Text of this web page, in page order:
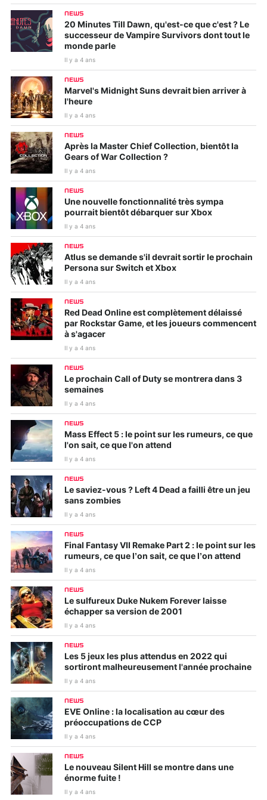
NEWS
20 Minutes Till Dawn, qu'est-ce que c'est ? Le
successeur de Vampire Survivors dont tout le
monde parle
Il y a 4 ans
NEWS
Marvel's Midnight Suns devrait bien arriver à
l'heure
Il y a 4 ans
NEWS
Après la Master Chief Collection, bientôt la
Gears of War Collection ?
Il y a 4 ans
NEWS
Une nouvelle fonctionnalité très sympa
pourrait bientôt débarquer sur Xbox
Il y a 4 ans
NEWS
Atlus se demande s'il devrait sortir le prochain
Persona sur Switch et Xbox
Il y a 4 ans
NEWS
Red Dead Online est complètement délaissé
par Rockstar Game, et les joueurs commencent
à s'agacer
Il y a 4 ans
NEWS
Le prochain Call of Duty se montrera dans 3
semaines
Il y a 4 ans
NEWS
Mass Effect 5 : le point sur les rumeurs, ce que
l'on sait, ce que l'on attend
Il y a 4 ans
NEWS
Le saviez-vous ? Left 4 Dead a failli être un jeu
sans zombies
Il y a 4 ans
NEWS
Final Fantasy VII Remake Part 2 : le point sur les
rumeurs, ce que l’on sait, ce que l’on attend
Il y a 4 ans
NEWS
Le sulfureux Duke Nukem Forever laisse
échapper sa version de 2001
Il y a 4 ans
NEWS
Les 5 jeux les plus attendus en 2022 qui
sortiront malheureusement l'année prochaine
Il y a 4 ans
NEWS
EVE Online : la localisation au cœur des
préoccupations de CCP
Il y a 4 ans
NEWS
Le nouveau Silent Hill se montre dans une
énorme fuite !
Il y a 4 ans